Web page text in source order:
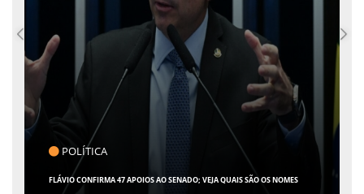
CLICK INDICA
GIRO POR SERGIPE, BRASIL E MUNDO - 07 DE AGOSTO DE 2026